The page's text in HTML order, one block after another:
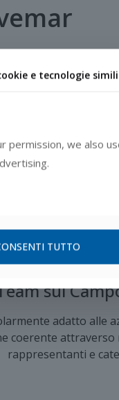
utilizzano Movemar
campo, monitorare
e migliorare
i distributori a
più affidabile tra i
sul
adatto alle
coerente
rappresentanti e
e tecnologie simili
permission, we also
TUTTO